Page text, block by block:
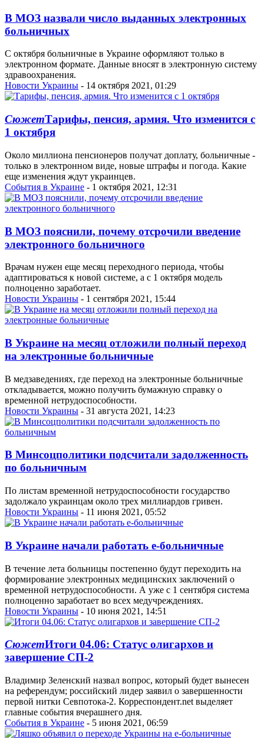
В МОЗ назвали число выданных электронных
больничных
С октября больничные в Украине оформляют только в
электронном формате. Данные вносят в электронную систему
здравоохранения.
Новости Украины - 14 октября 2021, 01:29
СюжетТарифы, пенсия, армия. Что изменится с
1 октября
Около миллиона пенсионеров получат доплату, больничные -
только в электронном виде, новые штрафы и погода. Какие
еще изменения ждут украинцев.
События в Украине - 1 октября 2021, 12:31
В МОЗ пояснили, почему отсрочили введение
электронного больничного
Врачам нужен еще месяц переходного периода, чтобы
адаптироваться к новой системе, а с 1 октября модель
полноценно заработает.
Новости Украины - 1 сентября 2021, 15:44
В Украине на месяц отложили полный переход
на электронные больничные
В медзаведениях, где переход на электронные больничные
откладывается, можно получить бумажную справку о
временной нетрудоспособности.
Новости Украины - 31 августа 2021, 14:23
В Минсоцполитики подсчитали задолженность
по больничным
По листам временной нетрудоспособности государство
задолжало украинцам около трех миллиардов гривен.
Новости Украины - 11 июня 2021, 05:52
В Украине начали работать е-больничные
В течение лета больницы постепенно будут переходить на
формирование электронных медицинских заключений о
временной нетрудоспособности. А уже с 1 сентября система
полноценно заработает во всех медучреждениях.
Новости Украины - 10 июня 2021, 14:51
СюжетИтоги 04.06: Статус олигархов и
завершение СП-2
Владимир Зеленский назвал вопрос, который будет вынесен
на референдум; российский лидер заявил о завершенности
первой нитки Севпотока-2. Корреспондент.net выделяет
главные события вчерашнего дня.
События в Украине - 5 июня 2021, 06:59